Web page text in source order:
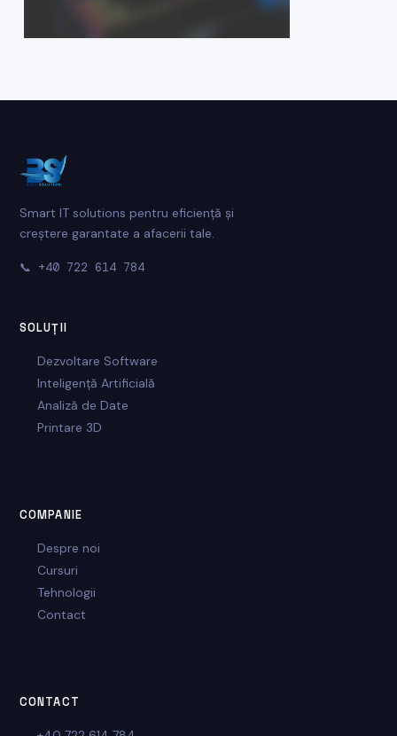
Smart IT solutions pentru eficiență și
creștere garantate a afacerii tale.
📞 +40 722 614 784
SOLUȚII
Dezvoltare Software
Inteligență Artificială
Analiză de Date
Printare 3D
COMPANIE
Despre noi
Cursuri
Tehnologii
Contact
CONTACT